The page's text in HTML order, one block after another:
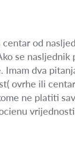
od
se nasljednik
Imam dva
ovrhe ili
ne platiti